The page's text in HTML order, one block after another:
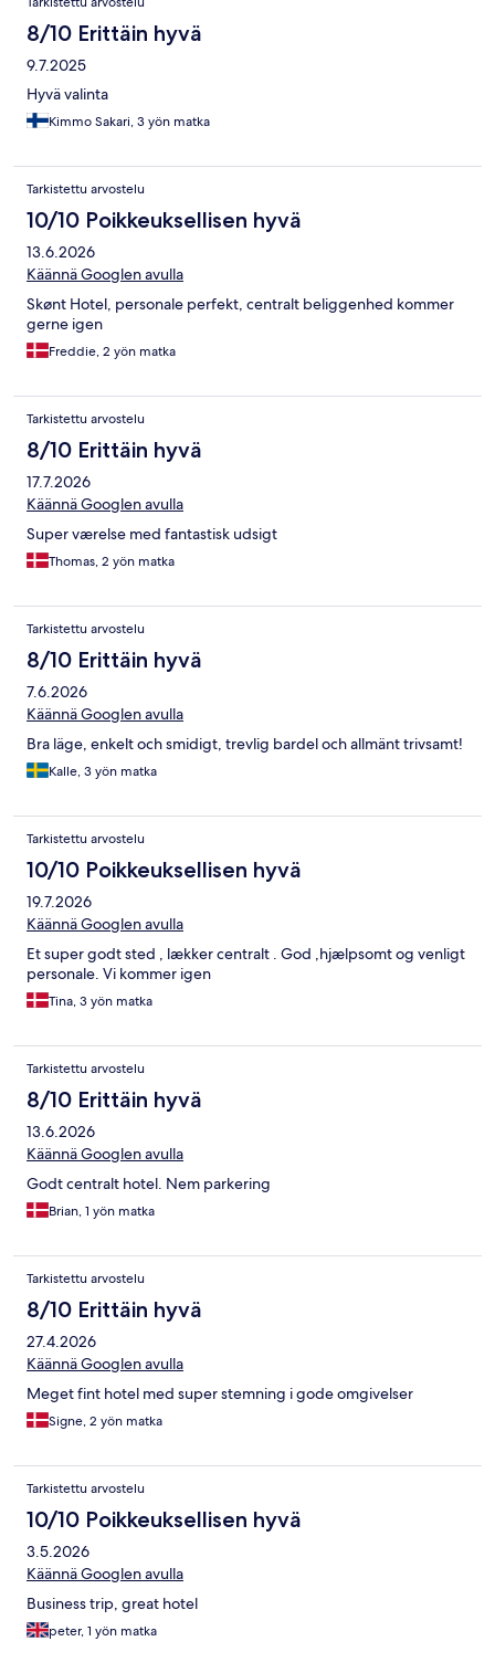
8/10 Erittäin hyvä
9.7.2025
Hyvä valinta
Kimmo Sakari, 3 yön matka
Tarkistettu arvostelu
10/10 Poikkeuksellisen hyvä
13.6.2026
Käännä Googlen avulla
Skønt Hotel, personale perfekt, centralt beliggenhed kommer
gerne igen
Freddie, 2 yön matka
Tarkistettu arvostelu
8/10 Erittäin hyvä
17.7.2026
Käännä Googlen avulla
Super værelse med fantastisk udsigt
Thomas, 2 yön matka
Tarkistettu arvostelu
8/10 Erittäin hyvä
7.6.2026
Käännä Googlen avulla
Bra läge, enkelt och smidigt, trevlig bardel och allmänt trivsamt!
Kalle, 3 yön matka
Tarkistettu arvostelu
10/10 Poikkeuksellisen hyvä
19.7.2026
Käännä Googlen avulla
Et super godt sted , lækker centralt . God ,hjælpsomt og venligt
personale. Vi kommer igen
Tina, 3 yön matka
Tarkistettu arvostelu
8/10 Erittäin hyvä
13.6.2026
Käännä Googlen avulla
Godt centralt hotel. Nem parkering
Brian, 1 yön matka
Tarkistettu arvostelu
8/10 Erittäin hyvä
27.4.2026
Käännä Googlen avulla
Meget fint hotel med super stemning i gode omgivelser
Signe, 2 yön matka
Tarkistettu arvostelu
10/10 Poikkeuksellisen hyvä
3.5.2026
Käännä Googlen avulla
Business trip, great hotel
peter, 1 yön matka